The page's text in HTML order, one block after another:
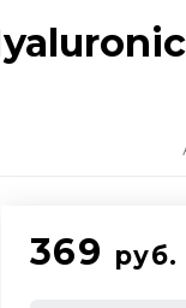
369 руб.